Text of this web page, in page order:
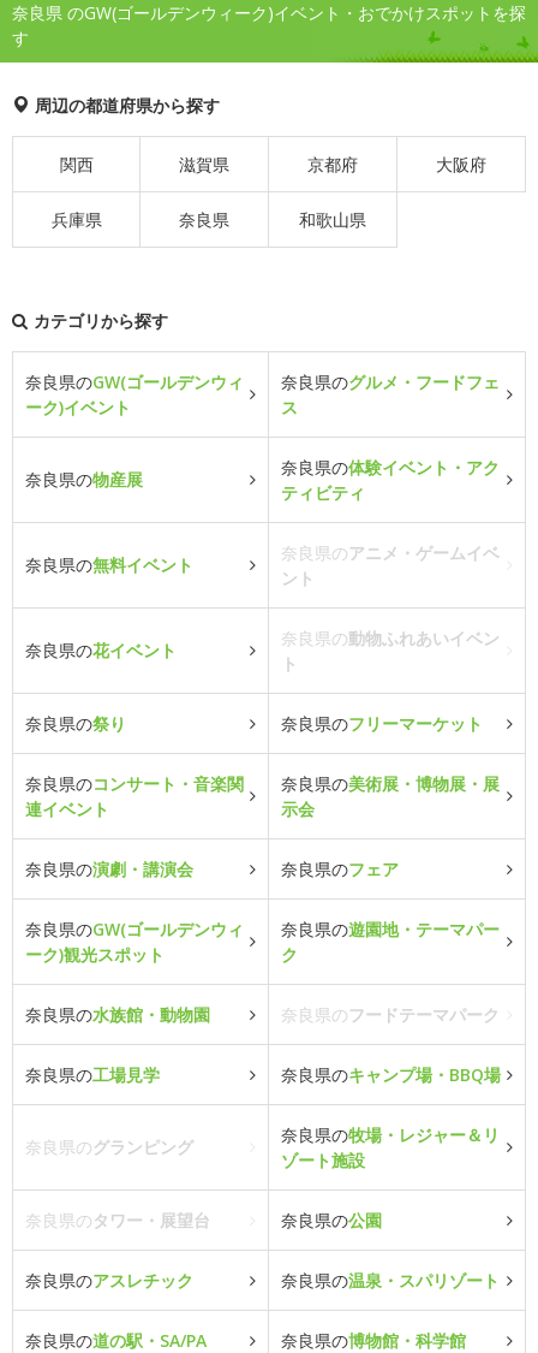
奈良県 のGW(ゴールデンウィーク)イベント・おでかけスポットを探
す
周辺の都道府県から探す
関西 滋賀県 京都府 大阪府
兵庫県 奈良県 和歌山県
カテゴリから探す
奈良県のGW(ゴールデンウィ
ーク)イベント
奈良県のグルメ・フードフェ
ス
奈良県の物産展
奈良県の体験イベント・アク
ティビティ
奈良県の無料イベント
奈良県のアニメ・ゲームイベ
ント
奈良県の花イベント
奈良県の動物ふれあいイベン
ト
奈良県の祭り 奈良県のフリーマーケット
奈良県のコンサート・音楽関
連イベント
奈良県の美術展・博物展・展
示会
奈良県の演劇・講演会 奈良県のフェア
奈良県のGW(ゴールデンウィ
ーク)観光スポット
奈良県の遊園地・テーマパー
ク
奈良県の水族館・動物園 奈良県のフードテーマパーク
奈良県の工場見学 奈良県のキャンプ場・BBQ場
奈良県のグランピング
奈良県の牧場・レジャー＆リ
ゾート施設
奈良県のタワー・展望台 奈良県の公園
奈良県のアスレチック 奈良県の温泉・スパリゾート
奈良県の道の駅・SA/PA 奈良県の博物館・科学館